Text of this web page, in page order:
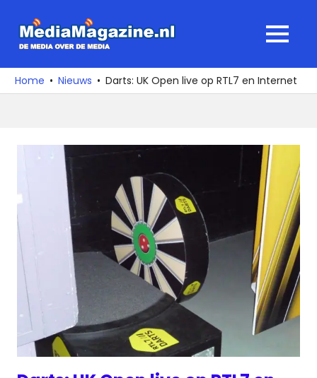
naar
media
over
MENU
Home Nieuws Darts: UK Open live op RTL7 en Internet